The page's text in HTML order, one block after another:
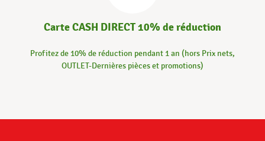
Carte CASH DIRECT 10% de réduction
Profitez de 10% de réduction pendant 1 an (hors Prix nets,
OUTLET-Dernières pièces et promotions)